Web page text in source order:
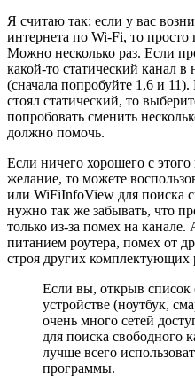
Я считаю так: если у вас
интернета по Wi-Fi, то просто
Можно несколько раз. Если
какой-то статический канал в
(сначала попробуйте 1,6 и
стоял статический, то
попробовать сменить
должно помочь.
Если ничего хорошего с
желание, то можете
или WiFiInfoView для поиска
нужно так же забывать, что
только из-за помех на
питанием роутера, помех от
строя других комплектующих
Если вы, открыв список
устройстве (ноутбук,
очень много сетей
для поиска свободного
лучше всего
программы.